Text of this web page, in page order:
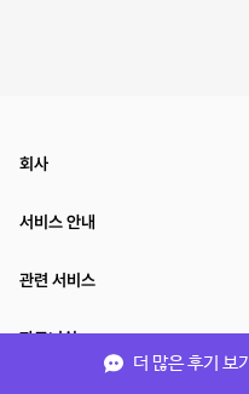
더 많은 후기 보기
회사
서비스 안내
관련 서비스
파트너쉽